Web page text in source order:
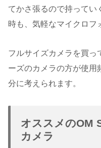
てかさ張るので持ってい
時も、気軽なマイクロフ
フルサイズカメラを買っ
ーズのカメラの方が使用
分に考えられます。
オススメのOM
カメラ